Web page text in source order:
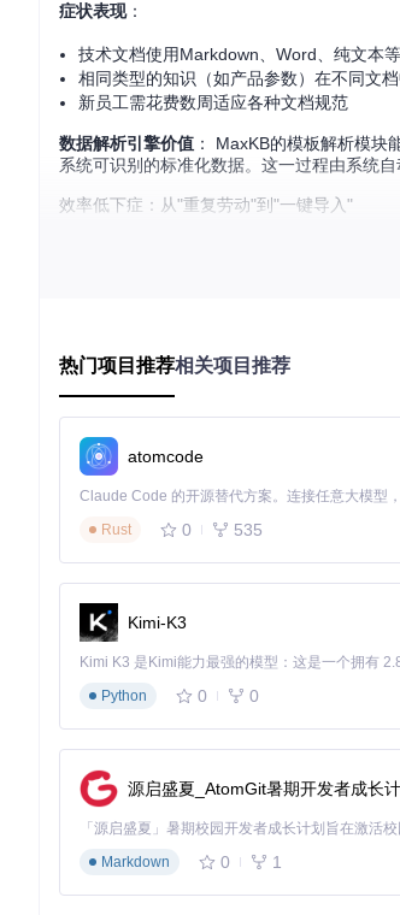
症状表现：
技术文档使用Markdown、Word、纯文本
相同类型的知识（如产品参数）在不同文
新员工需花费数周适应各种文档规范
数据解析引擎价值 ： MaxKB的模板解析模
系统可识别的标准化数据。这一过程由系统
效率低下症：从"重复劳动"到"一键导入"
导入处理流程价值： 系统内置的批量导入功
符合模板要求的文件，系统将自动处理数据
协作障碍症：从"信息孤岛"到"标准共享"
症状表现
市场部与技术部使用不同的客户问题分类体
远程团队成员因模板版本不一致导致数据混
跨部门项目因术语不统一产生沟通成本
模板文件存储价值
： 集中式模板管理确保所
户。这一机制彻底消除了因模板不一致导致的
掌握MaxKB模板系统的使用方法，你将能够
示。
模板获取与填写：奠定标准化基础
正确步骤：
登录MaxKB管理后台，进入知识库模块
点击"导入"按钮，在弹出的模板选择器中
热门项目推荐相关项目推荐
atomcode
Rust
0 535
Kimi-K3
Python
0 0
源启盛夏_AtomGit暑期开发者成长
Markdown
0 1